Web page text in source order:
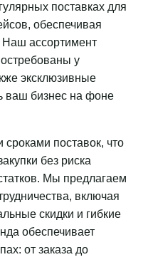
поставках для
обеспечивая
ассортимент
у
эксклюзивные
ваш бизнес на фоне
поставок, что
без риска
Мы предлагаем
включая
скидки и гибкие
обеспечивает
от заказа до